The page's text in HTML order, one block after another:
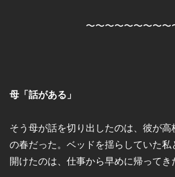
〜〜〜〜〜〜〜〜〜
母「話がある」
そう母が話を切り出したのは、彼が高
の春だった。ベッドを揺らしていた私
開けたのは、仕事から早めに帰ってき